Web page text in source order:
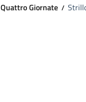
Giornate